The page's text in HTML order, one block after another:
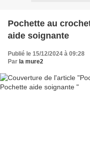
Pochette au crochet ,,,
aide soignante
Publié le 15/12/2024 à 09:28
Par la mure2